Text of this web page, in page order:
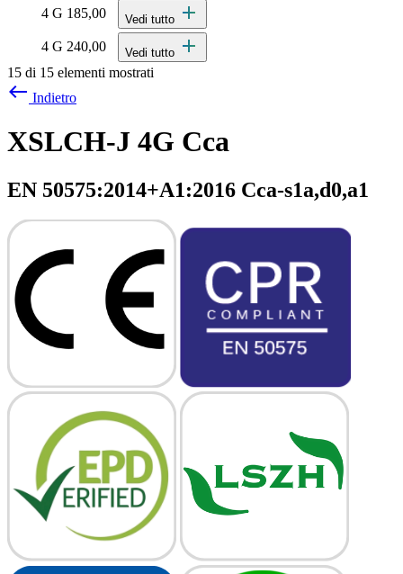
4 G 185,00 Vedi tutto add
4 G 240,00 Vedi tutto add
15 di 15 elementi mostrati
west Indietro
XSLCH-J 4G Cca
EN 50575:2014+A1:2016 Cca-s1a,d0,a1